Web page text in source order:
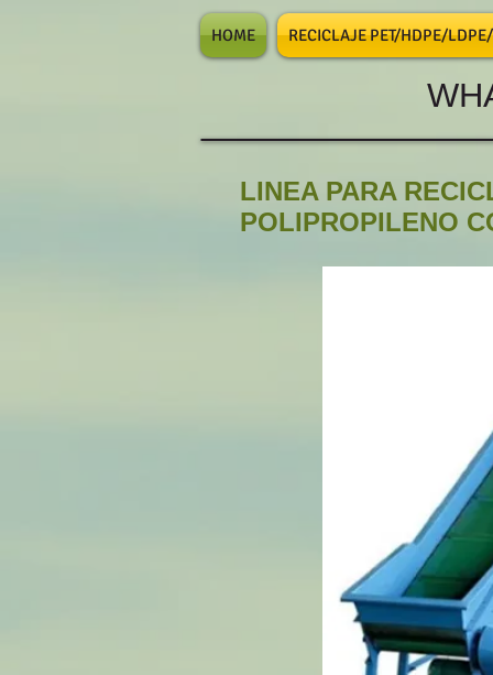
HOME RECICLAJE PET/HDPE/
LINEA PARA
POLIPROPILENO